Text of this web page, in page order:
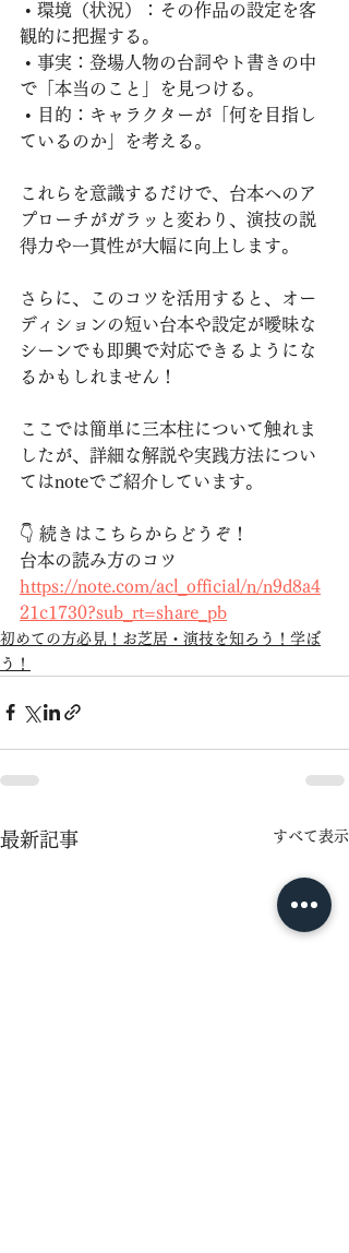
観的に把握する。
で「本当のこと」を見つける。
ているのか」を考える。
これらを意識するだけで、台本へのア
プローチがガラッと変わり、演技の説
得力や一貫性が大幅に向上します。
さらに、このコツを活用すると、オー
ディションの短い台本や設定が曖昧な
シーンでも即興で対応できるようにな
るかもしれません！
ここでは簡単に三本柱について触れま
したが、詳細な解説や実践方法につい
てはnoteでご紹介しています。
👇 続きはこちらからどうぞ！
台本の読み方のコツ
https://note.com/acl_official/n/n9d8a4
21c1730?sub_rt=share_pb
初めての方必見！お芝居・演技を知ろう！学ぼ
う！
最新記事 すべて表示